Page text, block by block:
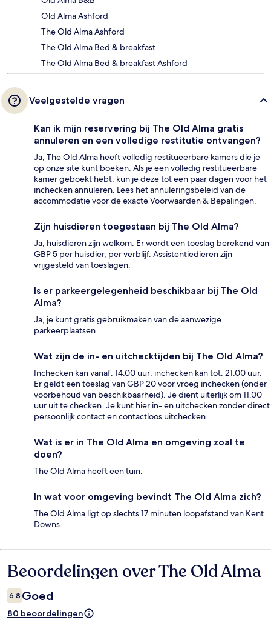
Old Alma Ashford
The Old Alma Ashford
The Old Alma Bed & breakfast
The Old Alma Bed & breakfast Ashford
Veelgestelde vragen
Kan ik mijn reservering bij The Old Alma gratis
annuleren en een volledige restitutie ontvangen?
Ja, The Old Alma heeft volledig restitueerbare kamers die je
op onze site kunt boeken. Als je een volledig restitueerbare
kamer geboekt hebt, kun je deze tot een paar dagen voor het
inchecken annuleren. Lees het annuleringsbeleid van de
accommodatie voor de exacte Voorwaarden & Bepalingen.
Zijn huisdieren toegestaan bij The Old Alma?
Ja, huisdieren zijn welkom. Er wordt een toeslag berekend van
GBP 5 per huisdier, per verblijf. Assistentiedieren zijn
vrijgesteld van toeslagen.
Is er parkeergelegenheid beschikbaar bij The Old
Alma?
Ja, je kunt gratis gebruikmaken van de aanwezige
parkeerplaatsen.
Wat zijn de in- en uitchecktijden bij The Old Alma?
Inchecken kan vanaf: 14.00 uur; inchecken kan tot: 21.00 uur.
Er geldt een toeslag van GBP 20 voor vroeg inchecken (onder
voorbehoud van beschikbaarheid). Je dient uiterlijk om 11.00
uur uit te checken. Je kunt hier in- en uitchecken zonder direct
persoonlijk contact en contactloos uitchecken.
Wat is er in The Old Alma en omgeving zoal te
doen?
The Old Alma heeft een tuin.
In wat voor omgeving bevindt The Old Alma zich?
The Old Alma ligt op slechts 17 minuten loopafstand van Kent
Downs.
Beoordelingen
Beoordelingen over The Old Alma
6,8 Goed
80 beoordelingen